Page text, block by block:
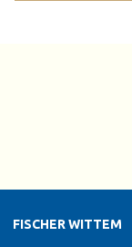
FISCHER WITTEM